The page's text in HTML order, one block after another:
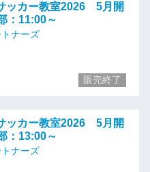
ッカー教室2026 5月開
11:00～
ナーズ
販売終了
ッカー教室2026 5月開
13:00～
ナーズ